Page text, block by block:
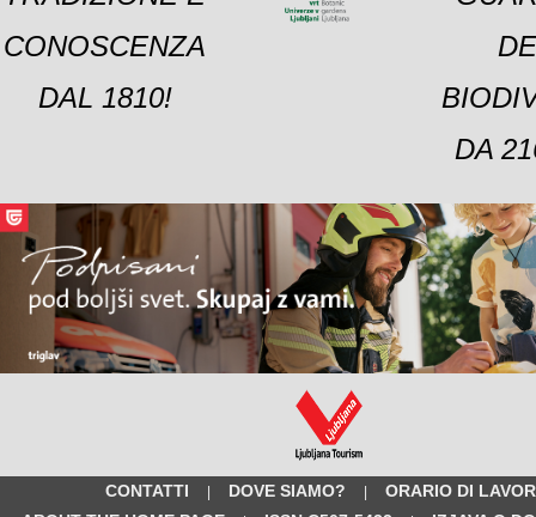
CONOSCENZA
DAL 1810!
DA
CONTATTI | DOVE SIAMO? |
ORARIO DI